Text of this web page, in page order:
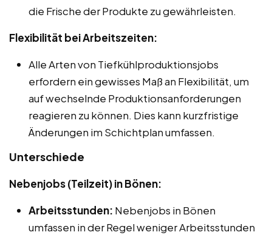
die Frische der Produkte zu gewährleisten.
Flexibilität bei Arbeitszeiten:
Alle Arten von Tiefkühlproduktionsjobs
erfordern ein gewisses Maß an Flexibilität, um
auf wechselnde Produktionsanforderungen
reagieren zu können. Dies kann kurzfristige
Änderungen im Schichtplan umfassen.
Unterschiede
Nebenjobs (Teilzeit) in Bönen:
Arbeitsstunden: Nebenjobs in Bönen
umfassen in der Regel weniger Arbeitsstunden